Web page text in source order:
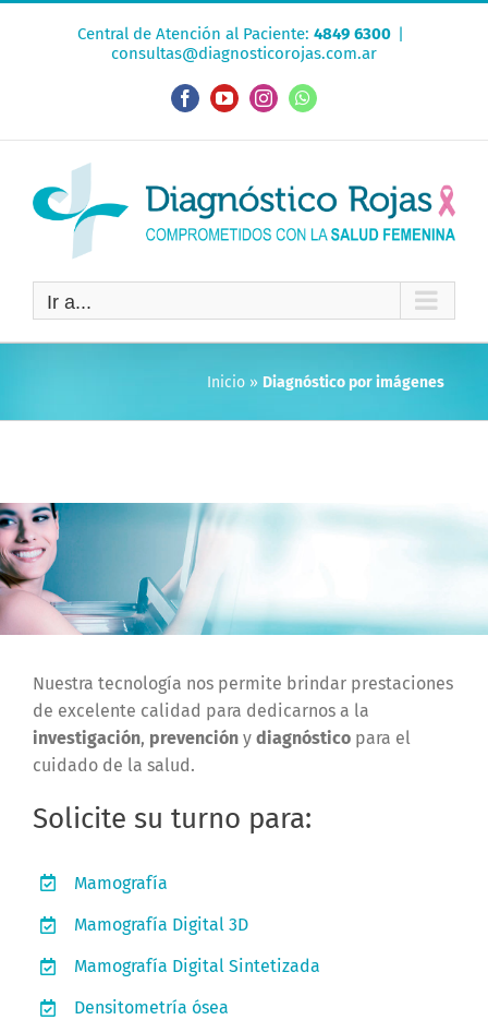
Central de Atención al Paciente: 4849 6300 |
consultas@diagnosticorojas.com.ar
FacebookYouTubeInstagramWhatsApp
Ir a...
Inicio » Diagnóstico por imágenes
Nuestra tecnología nos permite brindar prestaciones
de excelente calidad para dedicarnos a la
investigación, prevención y diagnóstico para el
cuidado de la salud.
Solicite su turno para:
Mamografía
Mamografía Digital 3D
Mamografía Digital Sintetizada
Densitometría ósea